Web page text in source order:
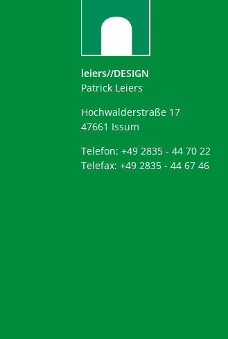
leiers//DESIGN
Patrick Leiers
Hochwalderstraße 17
47661 Issum
Telefon: +49 2835 - 44 70 22
Telefax: +49 2835 - 44 67 46